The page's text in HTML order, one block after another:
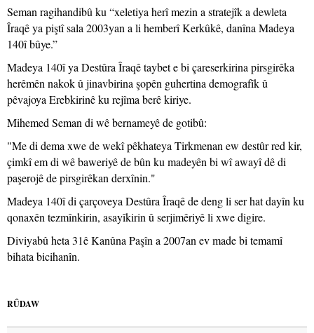
Seman ragihandibû ku “xeletiya herî mezin a stratejîk a dewleta
Îraqê ya piştî sala 2003yan a li hemberî Kerkûkê, danîna Madeya
140î bûye.”
Madeya 140î ya Destûra Îraqê taybet e bi çareserkirina pirsgirêka
herêmên nakok û jinavbirina şopên guhertina demografîk û
pêvajoya Erebkirinê ku rejîma berê kiriye.
Mihemed Seman di wê bernameyê de gotibû:
"Me di dema xwe de wekî pêkhateya Tirkmenan ew destûr red kir,
çimkî em di wê baweriyê de bûn ku madeyên bi wî awayî dê di
paşerojê de pirsgirêkan derxînin."
Madeya 140î di çarçoveya Destûra Îraqê de deng li ser hat dayîn ku
qonaxên tezmînkirin, asayîkirin û serjimêriyê li xwe digire.
Diviyabû heta 31ê Kanûna Paşîn a 2007an ev made bi temamî
bihata bicihanîn.
RÛDAW